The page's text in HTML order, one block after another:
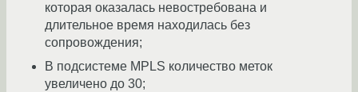
которая оказалась невостребована и
длительное время находилась без
сопровождения;
В подсистеме MPLS количество меток
увеличено до 30;